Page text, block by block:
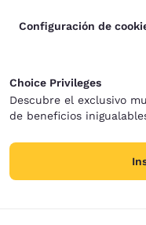
Configuración de
Choice Privileges
Descubre el exclusivo
de beneficios